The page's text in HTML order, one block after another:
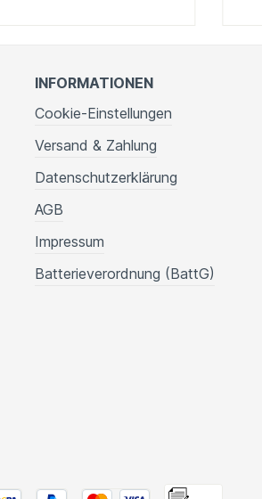
INFORMATIONEN
Cookie-Einstellungen
Versand & Zahlung
Datenschutzerklärung
AGB
Impressum
Batterieverordnung (BattG)